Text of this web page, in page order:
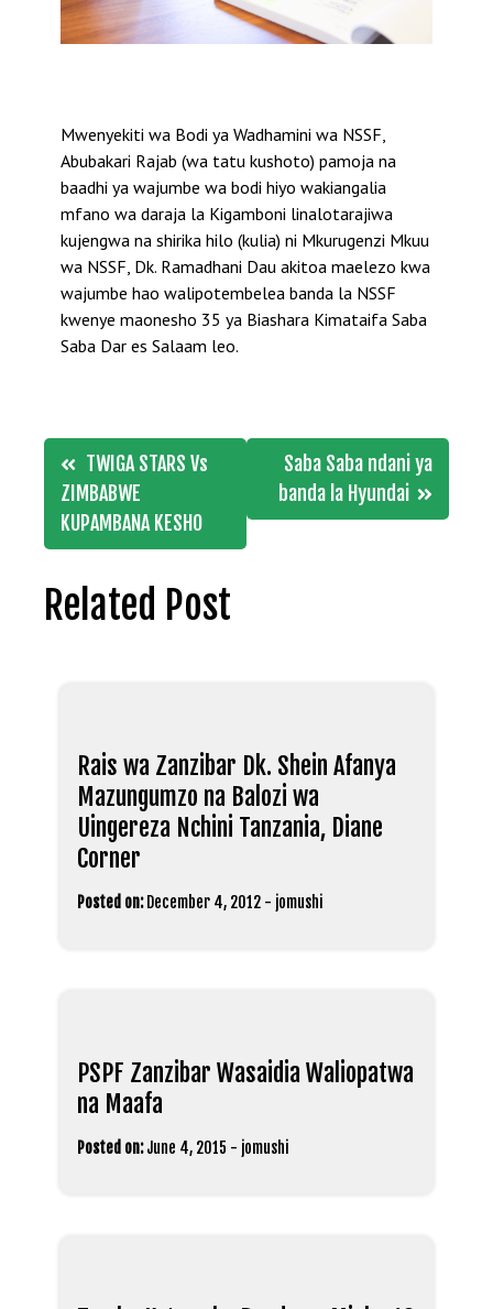
Mwenyekiti wa Bodi ya Wadhamini wa NSSF,
Abubakari Rajab (wa tatu kushoto) pamoja na
baadhi ya wajumbe wa bodi hiyo wakiangalia
mfano wa daraja la Kigamboni linalotarajiwa
kujengwa na shirika hilo (kulia) ni Mkurugenzi Mkuu
wa NSSF, Dk. Ramadhani Dau akitoa maelezo kwa
wajumbe hao walipotembelea banda la NSSF
kwenye maonesho 35 ya Biashara Kimataifa Saba
Saba Dar es Salaam leo.
Post
navigation
TWIGA STARS Vs
ZIMBABWE
KUPAMBANA KESHO
Saba Saba ndani ya
banda la Hyundai
Related Post
Rais wa Zanzibar Dk. Shein Afanya
Mazungumzo na Balozi wa
Uingereza Nchini Tanzania, Diane
Corner
Posted on: December 4, 2012 - jomushi
PSPF Zanzibar Wasaidia Waliopatwa
na Maafa
Posted on: June 4, 2015 - jomushi